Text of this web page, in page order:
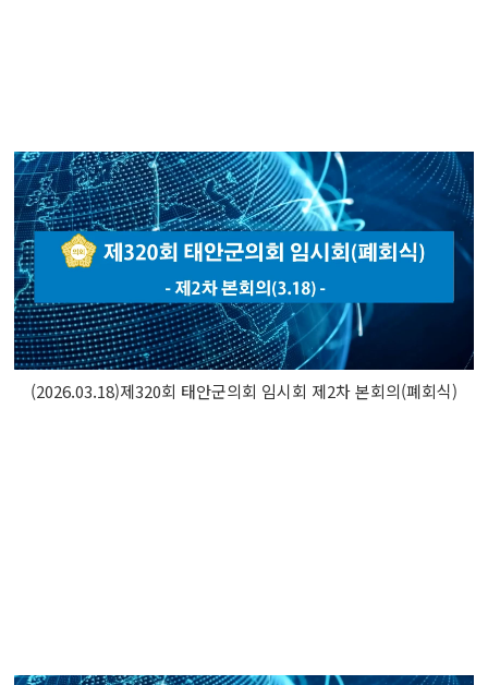
(2026.03.18)제320회 태안군의회 임시회 제2차 본회의(폐회식)